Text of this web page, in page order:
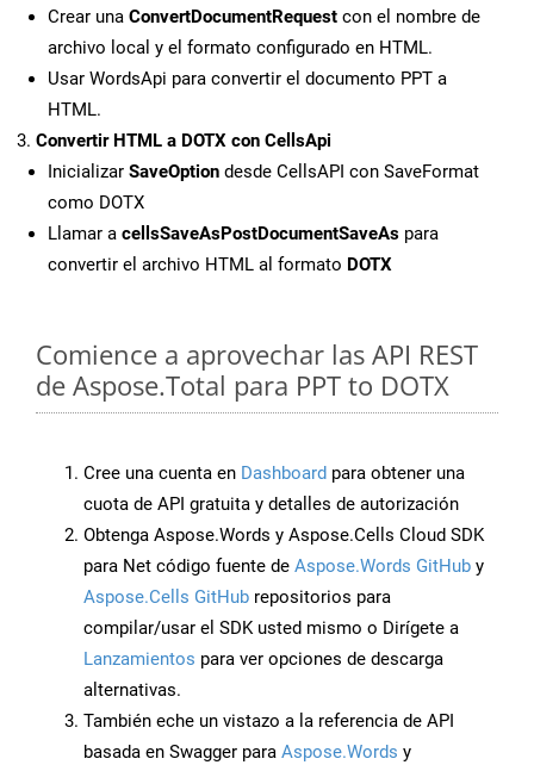
Crear una ConvertDocumentRequest con el nombre de
archivo local y el formato configurado en HTML.
Usar WordsApi para convertir el documento PPT a
HTML.
Convertir HTML a DOTX con CellsApi
Inicializar SaveOption desde CellsAPI con SaveFormat
como DOTX
Llamar a cellsSaveAsPostDocumentSaveAs para
convertir el archivo HTML al formato DOTX
Comience a aprovechar las API REST
de Aspose.Total para PPT to DOTX
Cree una cuenta en Dashboard para obtener una
cuota de API gratuita y detalles de autorización
Obtenga Aspose.Words y Aspose.Cells Cloud SDK
para Net código fuente de Aspose.Words GitHub y
Aspose.Cells GitHub repositorios para
compilar/usar el SDK usted mismo o Dirígete a
Lanzamientos para ver opciones de descarga
alternativas.
También eche un vistazo a la referencia de API
basada en Swagger para Aspose.Words y